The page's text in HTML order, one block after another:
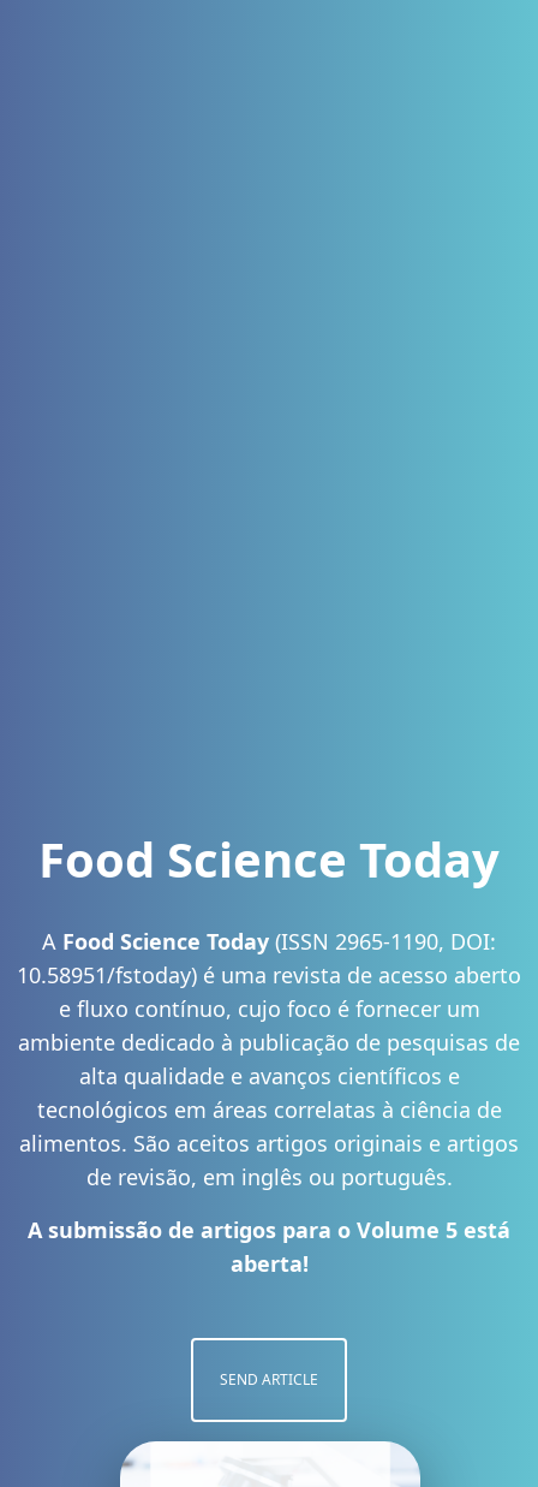
Food Science Today
A Food Science Today (ISSN 2965-1190, DOI:
10.58951/fstoday) é uma revista de acesso aberto
e fluxo contínuo, cujo foco é fornecer um
ambiente dedicado à publicação de pesquisas de
alta qualidade e avanços científicos e
tecnológicos em áreas correlatas à ciência de
alimentos. São aceitos artigos originais e artigos
de revisão, em inglês ou português.
A submissão de artigos para o Volume 5 está
aberta!
SEND ARTICLE